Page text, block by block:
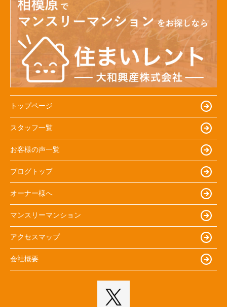
トップページ
スタッフ一覧
お客様の声一覧
ブログトップ
オーナー様へ
マンスリーマンション
アクセスマップ
会社概要